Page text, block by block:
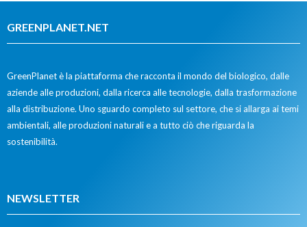
GREENPLANET.NET
GreenPlanet è la piattaforma che racconta il mondo del biologico, dalle
aziende alle produzioni, dalla ricerca alle tecnologie, dalla trasformazione
alla distribuzione. Uno sguardo completo sul settore, che si allarga ai temi
ambientali, alle produzioni naturali e a tutto ciò che riguarda la
sostenibilità.
NEWSLETTER